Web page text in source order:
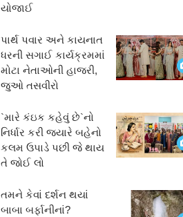
યોજાઈ
પાર્થ પવાર અને કાયનાત
ધરની સગાઈ કાર્યક્રમમાં
મોટા નેતાઓની હાજરી,
જુઓ તસવીરો
`મારે કંઇક કહેવું છે`નો
નિર્ધાર કરી જ્યારે બહેનો
કલમ ઉપાડે પછી જે થાય
તે જોઈ લો
તમને કેવાં દર્શન થયાં
બાબા બર્ફાનીનાં?